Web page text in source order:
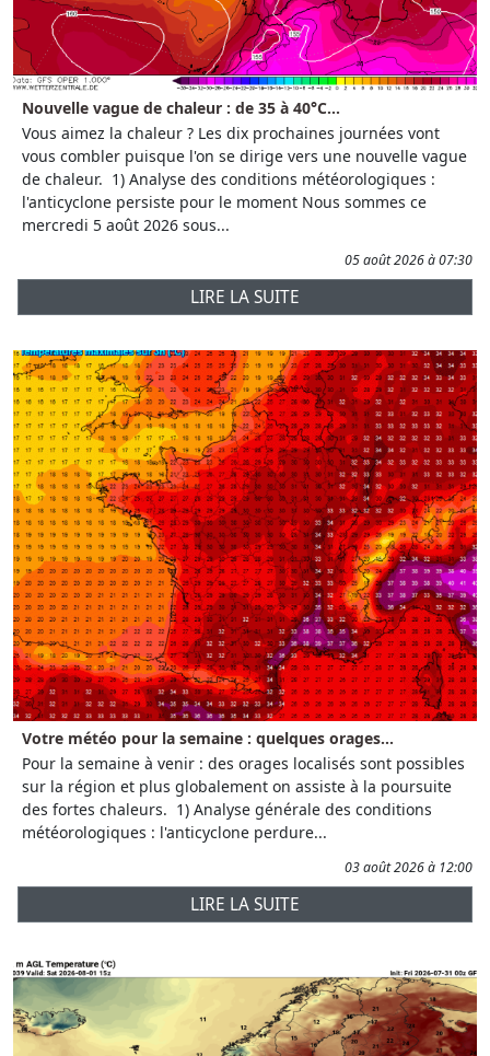
Nouvelle vague de chaleur : de 35 à 40°C...
Vous aimez la chaleur ? Les dix prochaines journées vont
vous combler puisque l'on se dirige vers une nouvelle vague
de chaleur. 1) Analyse des conditions météorologiques :
l'anticyclone persiste pour le moment Nous sommes ce
mercredi 5 août 2026 sous...
05 août 2026 à 07:30
LIRE LA SUITE
Votre météo pour la semaine : quelques orages...
Pour la semaine à venir : des orages localisés sont possibles
sur la région et plus globalement on assiste à la poursuite
des fortes chaleurs. 1) Analyse générale des conditions
météorologiques : l'anticyclone perdure...
03 août 2026 à 12:00
LIRE LA SUITE